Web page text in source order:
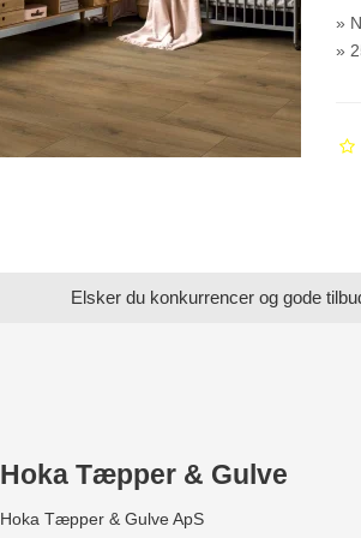
»
»
Elsker du konkurrencer og gode
Hoka Tæpper & Gulve
Hoka Tæpper & Gulve ApS